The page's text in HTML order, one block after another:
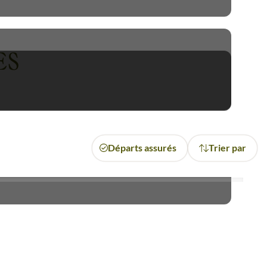
ses villages, ses rizières
cristallines foisonnant de
Nous partirons à la
saisir tous les secrets de ce
Départs assurés Trier par